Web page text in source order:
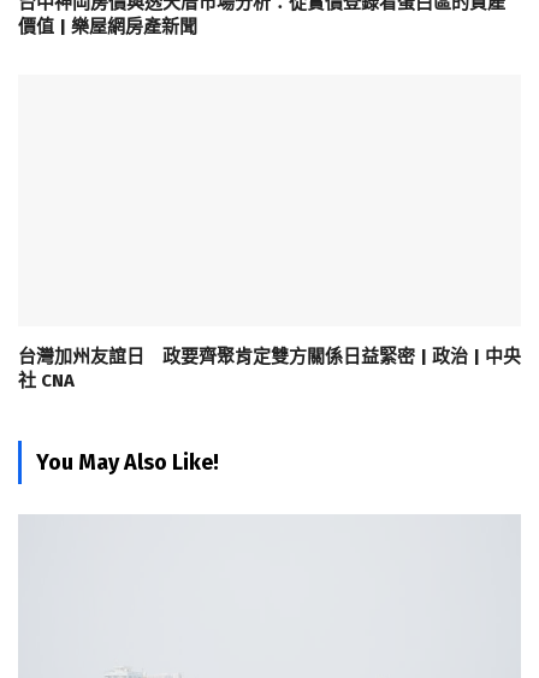
價值 | 樂屋網房產新聞
台灣加州友誼日 政要齊聚肯定雙方關係日益緊密 | 政治 | 中央
社 CNA
You May Also Like!